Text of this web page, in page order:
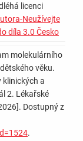
licenci
Neužívejte
díla 3.0 Česko
molekulárního
věku.
klinických a
2. Lékařské
Dostupný z
.